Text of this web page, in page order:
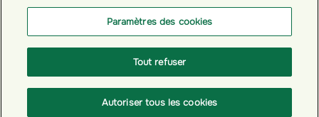
Groupama ES
Paramètres des cookies
Paramètres des cookies
Tout refuser
Autoriser tous les cookies